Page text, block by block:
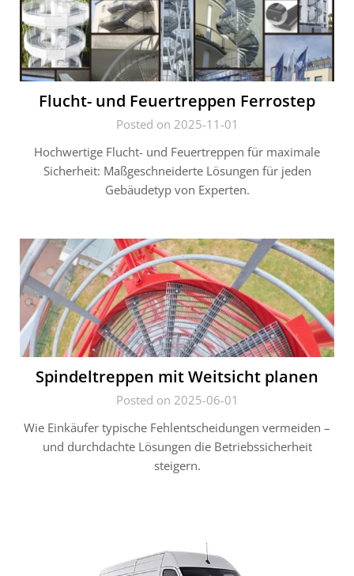
Flucht- und Feuertreppen Ferrostep
Posted on 2025-11-01
Hochwertige Flucht- und Feuertreppen für maximale
Sicherheit: Maßgeschneiderte Lösungen für jeden
Gebäudetyp von Experten.
Spindeltreppen mit Weitsicht planen
Posted on 2025-06-01
Wie Einkäufer typische Fehlentscheidungen vermeiden –
und durchdachte Lösungen die Betriebssicherheit
steigern.